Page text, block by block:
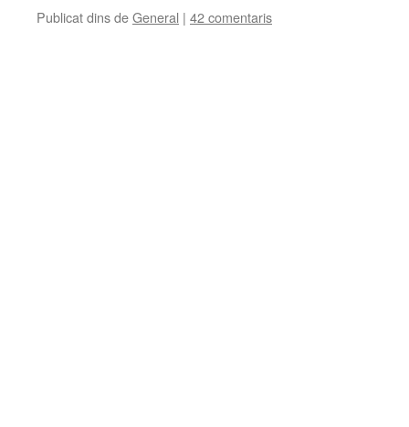
Publicat dins deGeneral | 42 comentaris